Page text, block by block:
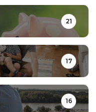
21
17
16